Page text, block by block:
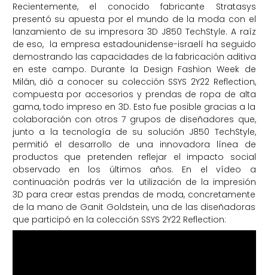
Recientemente, el conocido fabricante Stratasys
presentó su apuesta por el mundo de la moda con el
lanzamiento de su impresora 3D J850 TechStyle. A raíz
de eso, la empresa estadounidense-israelí ha seguido
demostrando las capacidades de la fabricación aditiva
en este campo. Durante la Design Fashion Week de
Milán, dió a conocer su colección SSYS 2Y22 Reflection,
compuesta por accesorios y prendas de ropa de alta
gama, todo impreso en 3D. Esto fue posible gracias a la
colaboración con otros 7 grupos de diseñadores que,
junto a la tecnología de su solución J850 TechStyle,
permitió el desarrollo de una innovadora línea de
productos que pretenden reflejar el impacto social
observado en los últimos años. En el vídeo a
continuación podrás ver la utilización de la impresión
3D para crear estas prendas de moda, concretamente
de la mano de Ganit Goldstein, una de las diseñadoras
que participó en la colección SSYS 2Y22 Reflection: